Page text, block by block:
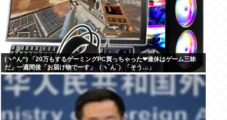
(ヽ^ん^) 「20万もするゲーミングPC買っちゃった❤連休はゲーム三昧
だ」一週間後「お届け物でーす」（ヽ´ん`）「そう…」